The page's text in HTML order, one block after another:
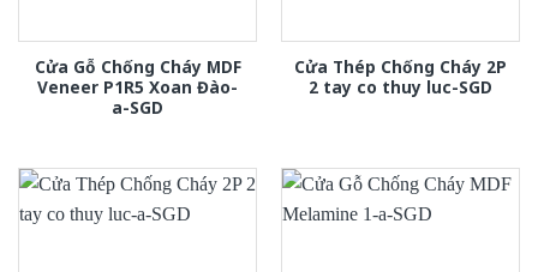
Cửa Gỗ Chống Cháy MDF
Veneer P1R5 Xoan Đào-
a-SGD
Cửa Thép Chống Cháy 2P
2 tay co thuy luc-SGD